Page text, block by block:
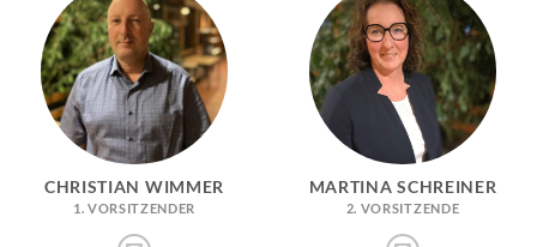
CHRISTIAN WIMMER
1. VORSITZENDER
MARTINA SCHREINER
2. VORSITZENDE